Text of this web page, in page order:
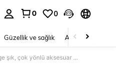
0 0
Güzellik ve sağlık Ayakkabı
1 adet Orta Doğu Suudi Arabistan tarzı içi boş bakır para desenli bileklik, altın kaplama bakır, ayarlanabilir, lüks vintage şık, çok yönlü aksesuar hediye.